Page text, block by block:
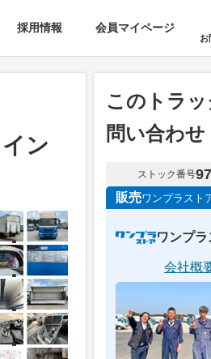
採用情報 会員マイページ
お
ン
このトラ
問い合わせ
ストック番号
販売ワンプラスト
ワンプ
会社概